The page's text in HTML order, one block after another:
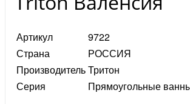
Артикул
9722
Страна
РОССИЯ
ПроизводительТритон
Серия
Прямоугольные